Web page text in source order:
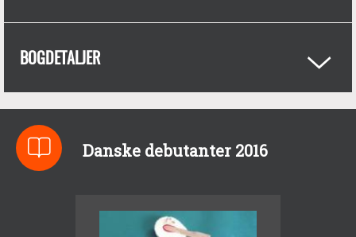
BOGDETALJER
Danske debutanter 2016